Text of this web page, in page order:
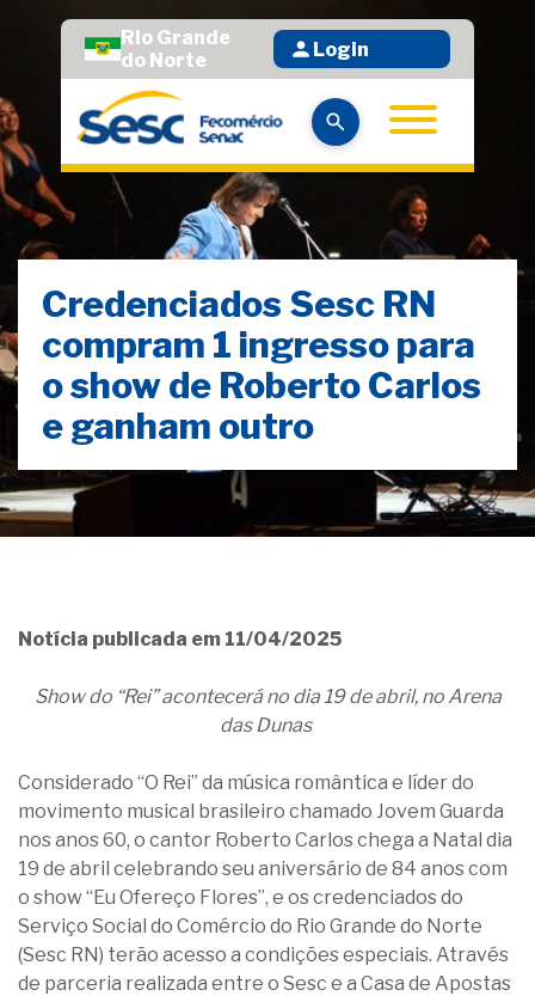
Rio Grande
do Norte
Login
Credenciados Sesc RN
compram 1 ingresso para
o show de Roberto Carlos
e ganham outro
Notícia publicada em 11/04/2025
Show do “Rei” acontecerá no dia 19 de abril, no Arena
das Dunas
Considerado “O Rei” da música romântica e líder do
movimento musical brasileiro chamado Jovem Guarda
nos anos 60, o cantor Roberto Carlos chega a Natal dia
19 de abril celebrando seu aniversário de 84 anos com
o show “Eu Ofereço Flores”, e os credenciados do
Serviço Social do Comércio do Rio Grande do Norte
(Sesc RN) terão acesso a condições especiais. Através
de parceria realizada entre o Sesc e a Casa de Apostas